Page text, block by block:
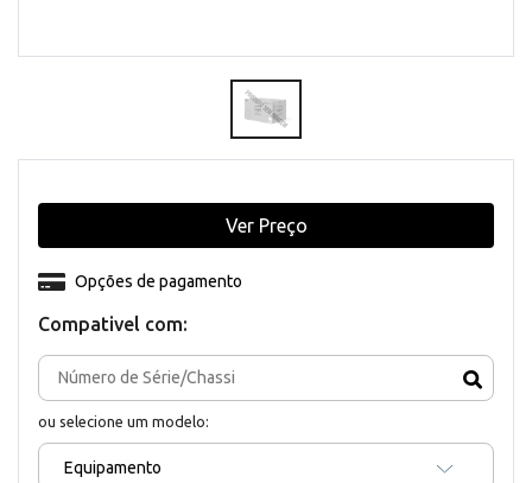
Compativel com:
ou selecione um modelo:
Equipamento
Opções de pagamento
Ver Preço